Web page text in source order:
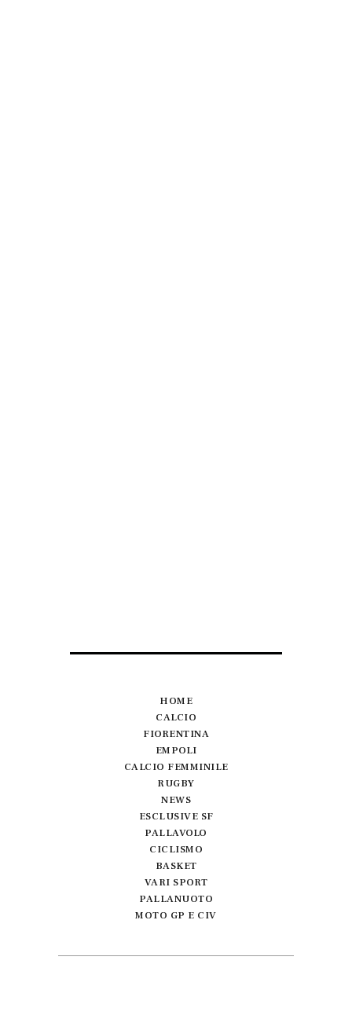
HOME
CALCIO
FIORENTINA
EMPOLI
CALCIO FEMMINILE
RUGBY
NEWS
ESCLUSIVE SF
PALLAVOLO
CICLISMO
BASKET
VARI SPORT
PALLANUOTO
MOTO GP E CIV